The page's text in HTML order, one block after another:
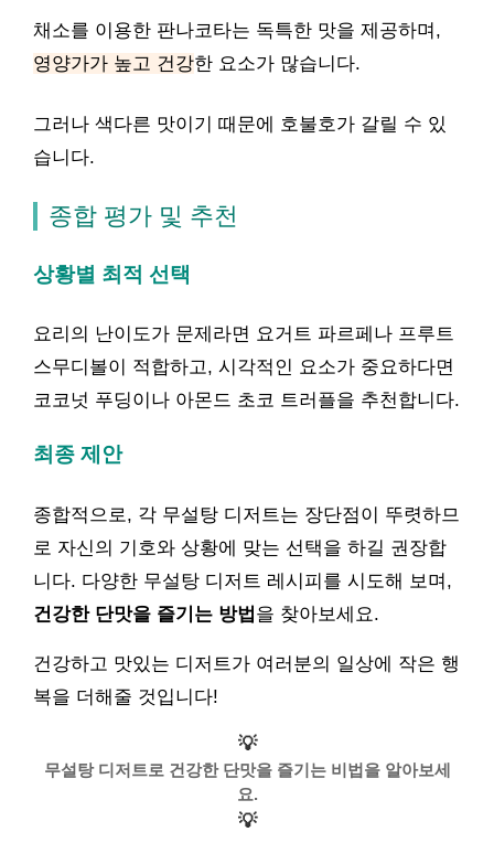
채소를 이용한 판나코타는 독특한 맛을 제공하며,
영양가가 높고 건강한 요소가 많습니다.
그러나 색다른 맛이기 때문에 호불호가 갈릴 수 있
습니다.
종합 평가 및 추천
상황별 최적 선택
요리의 난이도가 문제라면 요거트 파르페나 프루트
스무디볼이 적합하고, 시각적인 요소가 중요하다면
코코넛 푸딩이나 아몬드 초코 트러플을 추천합니다.
최종 제안
종합적으로, 각 무설탕 디저트는 장단점이 뚜렷하므
로 자신의 기호와 상황에 맞는 선택을 하길 권장합
니다. 다양한 무설탕 디저트 레시피를 시도해 보며,
건강한 단맛을 즐기는 방법 을 찾아보세요.
건강하고 맛있는 디저트가 여러분의 일상에 작은 행
복을 더해줄 것입니다!
💡
무설탕 디저트로 건강한 단맛을 즐기는 비법을 알아보세
요.
💡